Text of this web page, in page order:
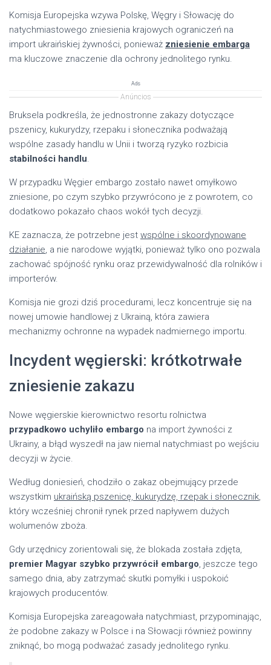
Komisja Europejska wzywa Polskę, Węgry i Słowację do
natychmiastowego zniesienia krajowych ograniczeń na
import ukraińskiej żywności, ponieważ zniesienie embarga
ma kluczowe znaczenie dla ochrony jednolitego rynku.
Ads
Anúncios
Bruksela podkreśla, że jednostronne zakazy dotyczące
pszenicy, kukurydzy, rzepaku i słonecznika podważają
wspólne zasady handlu w Unii i tworzą ryzyko rozbicia
stabilności handlu.
W przypadku Węgier embargo zostało nawet omyłkowo
zniesione, po czym szybko przywrócono je z powrotem, co
dodatkowo pokazało chaos wokół tych decyzji.
KE zaznacza, że potrzebne jest wspólne i skoordynowane
działanie, a nie narodowe wyjątki, ponieważ tylko ono pozwala
zachować spójność rynku oraz przewidywalność dla rolników i
importerów.
Komisja nie grozi dziś procedurami, lecz koncentruje się na
nowej umowie handlowej z Ukrainą, która zawiera
mechanizmy ochronne na wypadek nadmiernego importu.
Incydent węgierski: krótkotrwałe
zniesienie zakazu
Nowe węgierskie kierownictwo resortu rolnictwa
przypadkowo uchyliło embargo na import żywności z
Ukrainy, a błąd wyszedł na jaw niemal natychmiast po wejściu
decyzji w życie.
Według doniesień, chodziło o zakaz obejmujący przede
wszystkim ukraińską pszenicę, kukurydzę, rzepak i słonecznik,
który wcześniej chronił rynek przed napływem dużych
wolumenów zboża.
Gdy urzędnicy zorientowali się, że blokada została zdjęta,
premier Magyar szybko przywrócił embargo, jeszcze tego
samego dnia, aby zatrzymać skutki pomyłki i uspokoić
krajowych producentów.
Komisja Europejska zareagowała natychmiast, przypominając,
że podobne zakazy w Polsce i na Słowacji również powinny
zniknąć, bo mogą podważać zasady jednolitego rynku.